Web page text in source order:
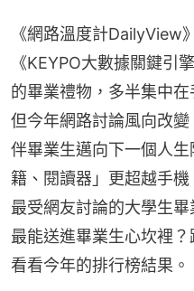
《網路溫度計DailyView
《KEYPO大數據關鍵引
的畢業禮物，多半集中
但今年網路討論風向改
伴畢業生邁向下一個人
籍、閱讀器」更超越手
最受網友討論的大學生
最能送進畢業生心坎裡
看看今年的排行榜結果。